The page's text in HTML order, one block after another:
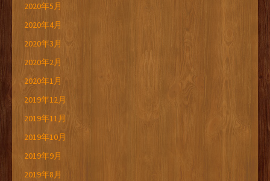
2020年5月
2020年4月
2020年3月
2020年2月
2020年1月
2019年12月
2019年11月
2019年10月
2019年9月
2019年8月